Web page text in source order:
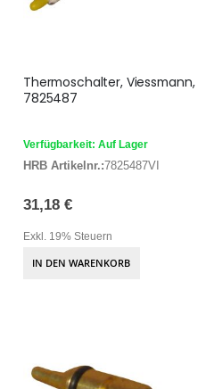
Thermoschalter, Viessmann,
7825487
Verfügbarkeit: Auf Lager
HRB Artikelnr.:7825487VI
31,18 €
Exkl. 19% Steuern
IN DEN WARENKORB